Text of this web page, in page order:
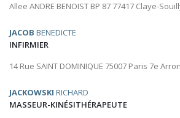
Allee ANDRE BENOIST BP 87 77417 Claye-
JACOB BENEDICTE
INFIRMIER
14 Rue SAINT DOMINIQUE 75007 Paris 7e
JACKOWSKI RICHARD
MASSEUR-KINÉSITHÉRAPEUTE